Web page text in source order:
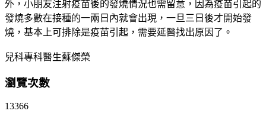
外，小朋友注射疫苗後的發燒情況也需留意，因為疫苗引起的
發燒多數在接種的一兩日內就會出現，一旦三日後才開始發
燒，基本上可排除是疫苗引起，需要延醫找出原因了。
兒科專科醫生蘇傑榮
瀏覽次數
13366